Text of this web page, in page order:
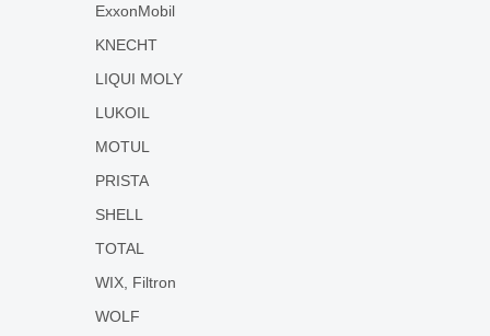
ExxonMobil
KNECHT
LIQUI MOLY
LUKOIL
MOTUL
PRISTA
SHELL
TOTAL
WIX, Filtron
WOLF